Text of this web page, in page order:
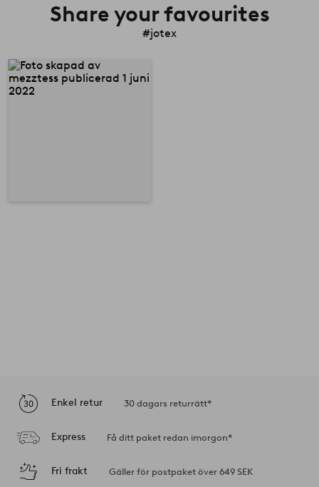
Share your favourites
#jotex
Enkel retur 30 dagars returrätt*
Express Få ditt paket redan imorgon*
Fri frakt Gäller för postpaket över 649 SEK